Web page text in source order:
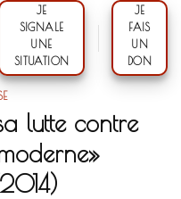
JE
SIGNALE
UNE
SITUATION
JE
FAIS
UN
DON
lutte contre